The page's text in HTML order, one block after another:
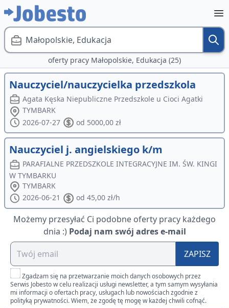
Małopolskie, Edukacja
oferty pracy Małopolskie, Edukacja (25)
Nauczyciel/nauczycielka przedszkola
Agata Kęska Niepubliczne Przedszkole u Cioci Agatki
TYMBARK
2026-07-27
od 5000,00 zł
Nauczyciel j. angielskiego k/m
PARAFIALNE PRZEDSZKOLE INTEGRACYJNE IM. ŚW. KINGI
W TYMBARKU
TYMBARK
2026-06-21
od 45,00 zł/h
Możemy przesyłać Ci podobne oferty pracy każdego
dnia :) Podaj nam swój adres e-mail
ZAPISZ
Zgadzam się na przetwarzanie moich danych osobowych przez
Serwis Jobesto w celu realizacji usługi newsletter, a tym samym wysyłania
mi informacji o ofertach pracy, usługach lub nowościach zgodnie z
polityką prywatności. Wiem, że zgodę tę mogę w każdej chwili cofnąć.